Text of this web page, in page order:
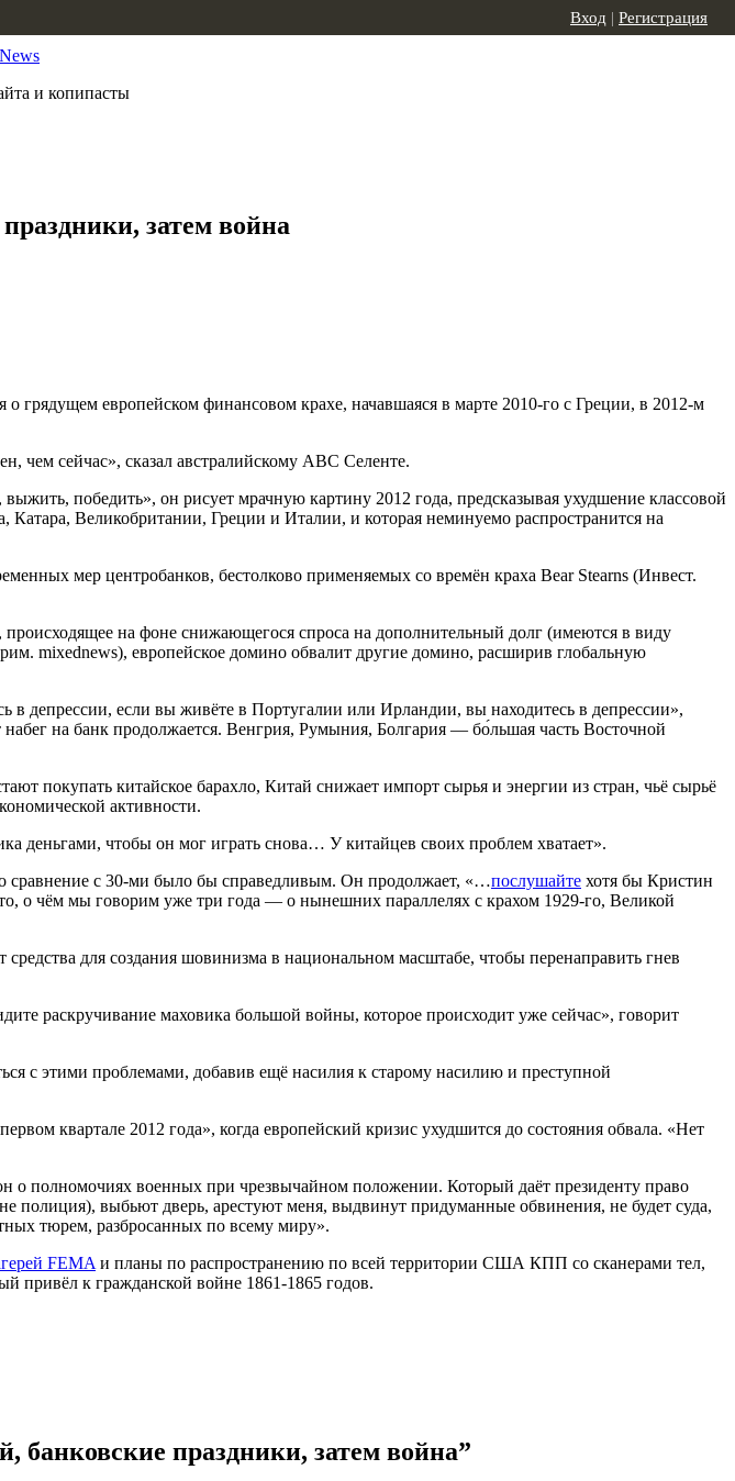
и копипасты
Вход | Регистрация
затем война
грядущем европейском финансовом крахе, начавшаяся в марте 2010-го с Греции, в 2012-м
чем сейчас», сказал австралийскому ABC Селенте.
победить», он рисует мрачную картину 2012 года, предсказывая ухудшение классовой
Великобритании, Греции и Италии, и которая неминуемо распространится на
мер центробанков, бестолково применяемых со времён краха Bear Stearns (Инвест.
на фоне снижающегося спроса на дополнительный долг (имеются в виду
mixednews), европейское домино обвалит другие домино, расширив глобальную
депрессии, если вы живёте в Португалии или Ирландии, вы находитесь в депрессии»,
на банк продолжается. Венгрия, Румыния, Болгария — бо́льшая часть Восточной
покупать китайское барахло, Китай снижает импорт сырья и энергии из стран, чьё сырьё
активности.
деньгами, чтобы он мог играть снова… У китайцев своих проблем хватает».
сравнение с 30-ми было бы справедливым. Он продолжает, «…послушайте хотя бы Кристин
о чём мы говорим уже три года — о нынешних параллелях с крахом 1929-го, Великой
для создания шовинизма в национальном масштабе, чтобы перенаправить гнев
раскручивание маховика большой войны, которое происходит уже сейчас», говорит
с этими проблемами, добавив ещё насилия к старому насилию и преступной
квартале 2012 года», когда европейский кризис ухудшится до состояния обвала. «Нет
о полномочиях военных при чрезвычайном положении. Который даёт президенту право
полиция), выбьют дверь, арестуют меня, выдвинут придуманные обвинения, не будет суда,
тюрем, разбросанных по всему миру».
FEMA и планы по распространению по всей территории США КПП со сканерами тел,
привёл к гражданской войне 1861-1865 годов.
банковские праздники, затем война”